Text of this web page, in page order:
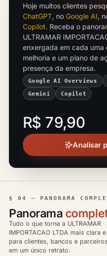
Hoje muitos clientes
ChatGPT, no Google AI,
Copilot. Receba o
ULTRAMAR
enxergada em cada uma
melhoria e um plano de
presença da empresa.
Google AI Overviews
Gemini Copilot
R$ 79,90
Analisar
§ 04 — PANORAMA
Panorama
Tudo o que torna a ULTRAMAR
IMPORTACAO LTDA mais clara
para clientes, bancos e
em um único retrato.